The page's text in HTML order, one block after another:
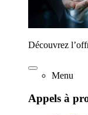
Découvrez
Menu
Appels à